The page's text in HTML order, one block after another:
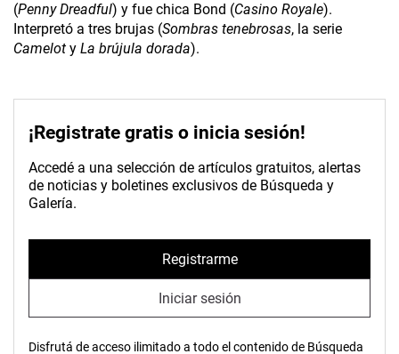
(Penny Dreadful) y fue chica Bond (Casino Royale).
Interpretó a tres brujas (Sombras tenebrosas, la serie
Camelot y La brújula dorada).
¡Registrate gratis o inicia sesión!
Accedé a una selección de artículos gratuitos, alertas
de noticias y boletines exclusivos de Búsqueda y
Galería.
Registrarme
Iniciar sesión
Disfrutá de acceso ilimitado a todo el contenido de Búsqueda